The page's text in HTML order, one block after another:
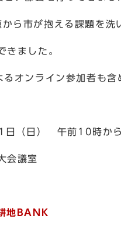
ら市が抱える課題を
きました。
オンライン参加者も含
日） 午前10時から
議室
地BANK